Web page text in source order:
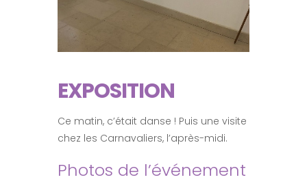
Nous Contacter
Devenir Bénévole
EXPOSITION
Ce matin, c’était danse ! Puis une visite
chez les Carnavaliers, l’après-midi.
Photos de l’événement